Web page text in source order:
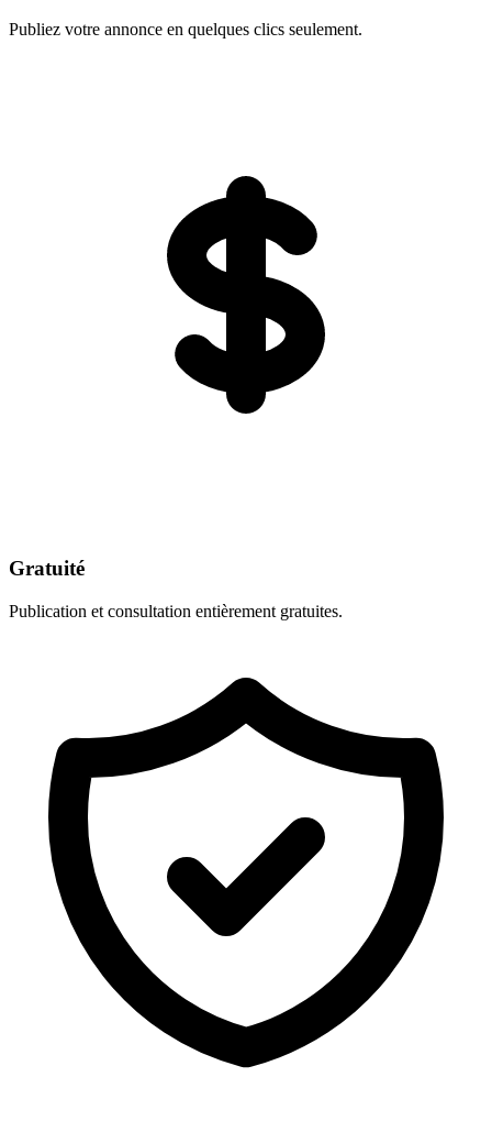
Publiez votre annonce en quelques clics seulement.
Gratuité
Publication et consultation entièrement gratuites.